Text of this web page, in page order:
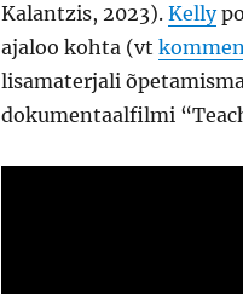
Kalantzis, 2023). Kelly
ajaloo kohta (vt
lisamaterjali
dokumentaalfilmi